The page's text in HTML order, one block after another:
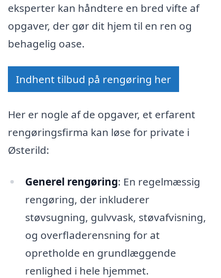
eksperter kan håndtere en bred vifte af
opgaver, der gør dit hjem til en ren og
behagelig oase.
Indhent tilbud på rengøring her
Her er nogle af de opgaver, et erfarent
rengøringsfirma kan løse for private i
Østerild:
Generel rengøring: En regelmæssig
rengøring, der inkluderer
støvsugning, gulvvask, støvafvisning,
og overfladerensning for at
opretholde en grundlæggende
renlighed i hele hjemmet.